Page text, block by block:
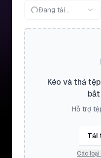
Đang tải...
Kéo và thả
Hỗ trợ
Tải
Các